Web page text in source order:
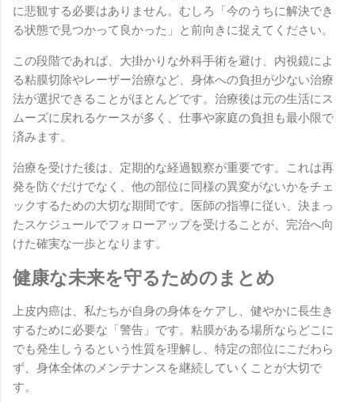
に悲観する必要はありません。むしろ「今のうちに解決でき
る状態で見つかって良かった」と前向きに捉えてください。
この段階であれば、大掛かりな外科手術を避け、内視鏡によ
る粘膜切除やレーザー治療など、身体への負担が少ない治療
法が選択できることがほとんどです。治療後は元の生活にス
ムーズに戻れるケースが多く、仕事や家庭の負担も最小限で
済みます。
治療を受けた後は、定期的な経過観察が重要です。これは再
発を防ぐだけでなく、他の部位に同様の異変がないかをチェ
ックするための大切な期間です。医師の指導に従い、決まっ
たスケジュールでフォローアップを受けることが、完治へ向
けた確実な一歩となります。
健康な未来を守るためのまとめ
上皮内癌は、私たちが自身の身体をケアし、健やかに長生き
するために必要な「警告」です。粘膜がある場所ならどこに
でも発生しうるという性質を理解し、特定の部位にこだわら
ず、身体全体のメンテナンスを継続していくことが大切で
す。